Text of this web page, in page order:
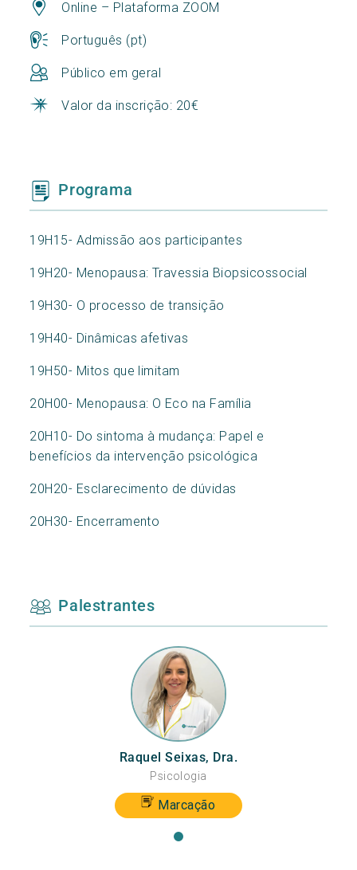
Online – Plataforma ZOOM
Português (pt)
Público em geral
Valor da inscrição: 20€
Programa
19H15- Admissão aos participantes
19H20- Menopausa: Travessia Biopsicossocial
19H30- O processo de transição
19H40- Dinâmicas afetivas
19H50- Mitos que limitam
20H00- Menopausa: O Eco na Família
20H10- Do sintoma à mudança: Papel e
benefícios da intervenção psicológica
20H20- Esclarecimento de dúvidas
20H30- Encerramento
Palestrantes
Raquel Seixas, Dra.
Psicologia
Marcação